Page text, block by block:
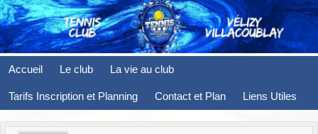
Accueil Le club La vie au club
Tarifs Inscription et Planning Contact et Plan Liens Utiles
Panneau de gestion des cookies